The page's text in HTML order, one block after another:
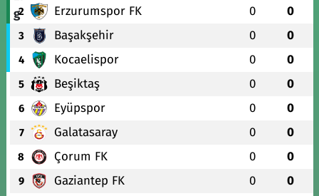
2 Erzurumspor FK 0 0
3 Başakşehir 0 0
4 Kocaelispor 0 0
5 Beşiktaş 0 0
6 Eyüpspor 0 0
7 Galatasaray 0 0
8 Çorum FK 0 0
9 Gaziantep FK 0 0